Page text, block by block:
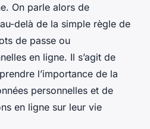
On parle alors de
delà de la simple règle de
de passe ou
en ligne. Il s’agit de
l’importance de la
personnelles et de
en ligne sur leur vie